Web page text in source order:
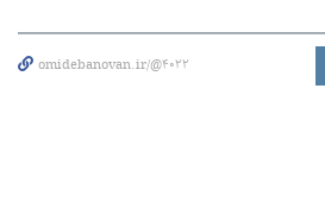
omidebanovan.ir/@4022